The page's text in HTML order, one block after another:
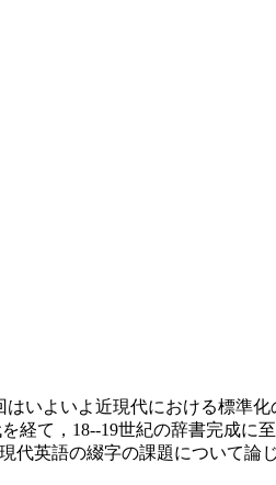
よいよ近現代における標準化
経て，18--19世紀の辞書完成
英語の綴字の課題について